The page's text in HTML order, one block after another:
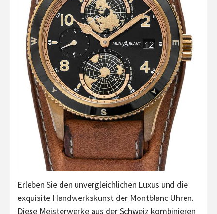
Erleben Sie den unvergleichlichen Luxus und die
exquisite Handwerkskunst der Montblanc Uhren.
Diese Meisterwerke aus der Schweiz kombinieren